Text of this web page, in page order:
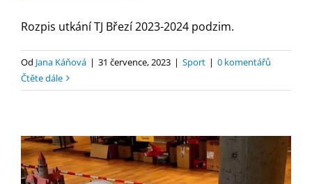
Rozpis utkání TJ Březí 2023-2024 podzim.
Od Jana Káňová | 31 července, 2023 | Sport | 0 komentářů
Čtěte dále